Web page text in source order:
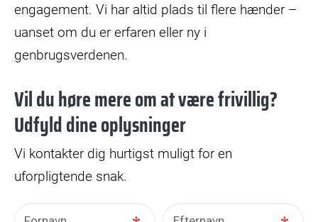
engagement. Vi har altid plads til flere hænder –
uanset om du er erfaren eller ny i
genbrugsverdenen.
Vil du høre mere om at være frivillig?
Udfyld dine oplysninger
Vi kontakter dig hurtigst muligt for en
uforpligtende snak.